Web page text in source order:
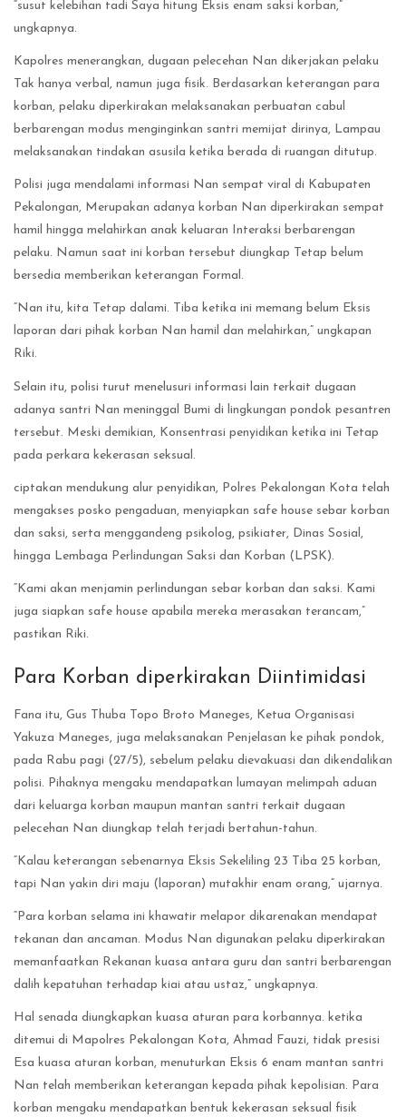
“susut kelebihan tadi Saya hitung Eksis enam saksi korban,”
ungkapnya.
Kapolres menerangkan, dugaan pelecehan Nan dikerjakan pelaku
Tak hanya verbal, namun juga fisik. Berdasarkan keterangan para
korban, pelaku diperkirakan melaksanakan perbuatan cabul
berbarengan modus menginginkan santri memijat dirinya, Lampau
melaksanakan tindakan asusila ketika berada di ruangan ditutup.
Polisi juga mendalami informasi Nan sempat viral di Kabupaten
Pekalongan, Merupakan adanya korban Nan diperkirakan sempat
hamil hingga melahirkan anak keluaran Interaksi berbarengan
pelaku. Namun saat ini korban tersebut diungkap Tetap belum
bersedia memberikan keterangan Formal.
“Nan itu, kita Tetap dalami. Tiba ketika ini memang belum Eksis
laporan dari pihak korban Nan hamil dan melahirkan,” ungkapan
Riki.
Selain itu, polisi turut menelusuri informasi lain terkait dugaan
adanya santri Nan meninggal Bumi di lingkungan pondok pesantren
tersebut. Meski demikian, Konsentrasi penyidikan ketika ini Tetap
pada perkara kekerasan seksual.
ciptakan mendukung alur penyidikan, Polres Pekalongan Kota telah
mengakses posko pengaduan, menyiapkan safe house sebar korban
dan saksi, serta menggandeng psikolog, psikiater, Dinas Sosial,
hingga Lembaga Perlindungan Saksi dan Korban (LPSK).
“Kami akan menjamin perlindungan sebar korban dan saksi. Kami
juga siapkan safe house apabila mereka merasakan terancam,”
pastikan Riki.
Para Korban diperkirakan Diintimidasi
Fana itu, Gus Thuba Topo Broto Maneges, Ketua Organisasi
Yakuza Maneges, juga melaksanakan Penjelasan ke pihak pondok,
pada Rabu pagi (27/5), sebelum pelaku dievakuasi dan dikendalikan
polisi. Pihaknya mengaku mendapatkan lumayan melimpah aduan
dari keluarga korban maupun mantan santri terkait dugaan
pelecehan Nan diungkap telah terjadi bertahun-tahun.
“Kalau keterangan sebenarnya Eksis Sekeliling 23 Tiba 25 korban,
tapi Nan yakin diri maju (laporan) mutakhir enam orang,” ujarnya.
“Para korban selama ini khawatir melapor dikarenakan mendapat
tekanan dan ancaman. Modus Nan digunakan pelaku diperkirakan
memanfaatkan Rekanan kuasa antara guru dan santri berbarengan
dalih kepatuhan terhadap kiai atau ustaz,” ungkapnya.
Hal senada diungkapkan kuasa aturan para korbannya. ketika
ditemui di Mapolres Pekalongan Kota, Ahmad Fauzi, tidak presisi
Esa kuasa aturan korban, menuturkan Eksis 6 enam mantan santri
Nan telah memberikan keterangan kepada pihak kepolisian. Para
korban mengaku mendapatkan bentuk kekerasan seksual fisik